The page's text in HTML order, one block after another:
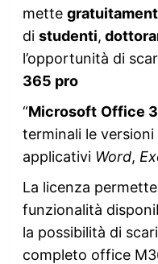
mette
di studenti,
l’opportunità di
365 pro
“Microsoft Office
terminali le
applicativi Word,
La licenza
funzionalità
la possibilità di
completo office